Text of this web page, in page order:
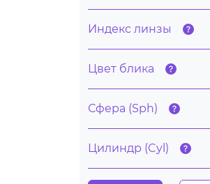
Индекс линзы
Цвет блика
Сфера (Sph)
Цилиндр (Cyl)